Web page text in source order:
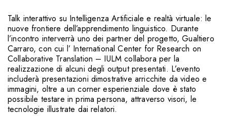
Talk interattivo su Intelligenza Artificiale e realtà virtuale: le
nuove frontiere dell’apprendimento linguistico. Durante
l’incontro interverrà uno dei partner del progetto, Gualtiero
Carraro, con cui l’ International Center for Research on
Collaborative Translation – IULM collabora per la
realizzazione di alcuni degli output presentati. L’evento
includerà presentazioni dimostrative arricchite da video e
immagini, oltre a un corner esperienziale dove è stato
possibile testare in prima persona, attraverso visori, le
tecnologie illustrate dai relatori.